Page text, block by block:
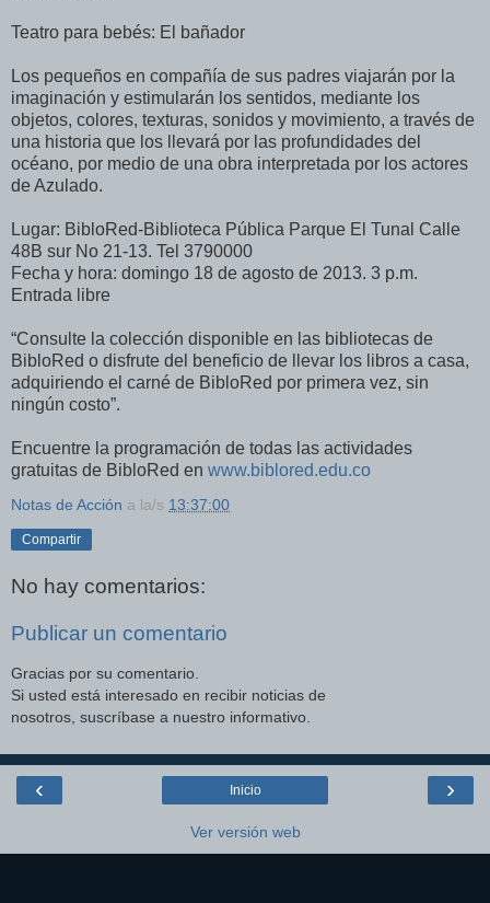
Teatro para bebés: El bañador
Los pequeños en compañía de sus padres viajarán por la
imaginación y estimularán los sentidos, mediante los
objetos, colores, texturas, sonidos y movimiento, a través de
una historia que los llevará por las profundidades del
océano, por medio de una obra interpretada por los actores
de Azulado.
Lugar: BibloRed-Biblioteca Pública Parque El Tunal Calle
48B sur No 21-13. Tel 3790000
Fecha y hora: domingo 18 de agosto de 2013. 3 p.m.
Entrada libre
“Consulte la colección disponible en las bibliotecas de
BibloRed o disfrute del beneficio de llevar los libros a casa,
adquiriendo el carné de BibloRed por primera vez, sin
ningún costo”.
Encuentre la programación de todas las actividades
gratuitas de BibloRed en www.biblored.edu.co
Notas de Acción a la/s 13:37:00
Compartir
No hay comentarios:
Publicar un comentario
Gracias por su comentario.
Si usted está interesado en recibir noticias de
nosotros, suscríbase a nuestro informativo.
‹ ›
Inicio
Ver versión web